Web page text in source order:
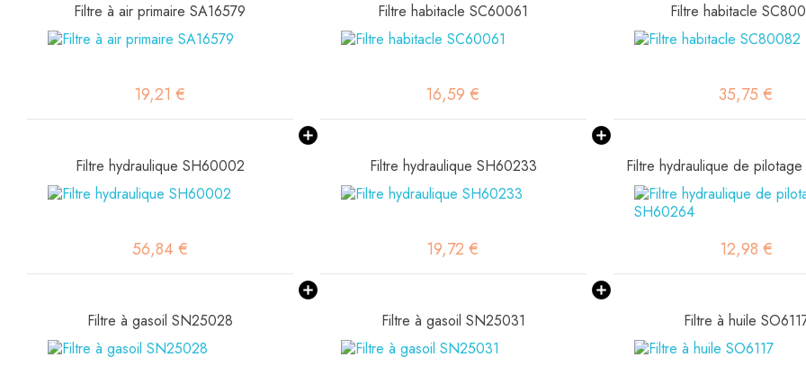
Filtre à air primaire SA16579
19,21 €
Filtre habitacle SC60061
16,59 €
Filtre habitacle
35,75 €
Filtre hydraulique SH60002
56,84 €
Filtre hydraulique SH60233
19,72 €
Filtre hydraulique de
12,98 €
Filtre à gasoil SN25028 Filtre à gasoil SN25031 Filtre à huile